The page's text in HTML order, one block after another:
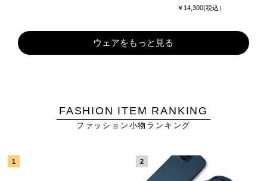
￥14,300(税込）
ウェアをもっと見る
FASHION ITEM RANKING
ファッション小物ランキング